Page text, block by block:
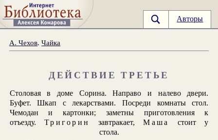
Авторы
А. Чехов.Чайка
ДЕЙСТВИЕ ТРЕТЬЕ
Столовая в доме Сорина. Направо и налево двери.
Буфет. Шкап с лекарствами. Посреди комнаты стол.
Чемодан и картонки; заметны приготовления к
отъезду.Тригорин завтракает,Маша
стоит у
стола.